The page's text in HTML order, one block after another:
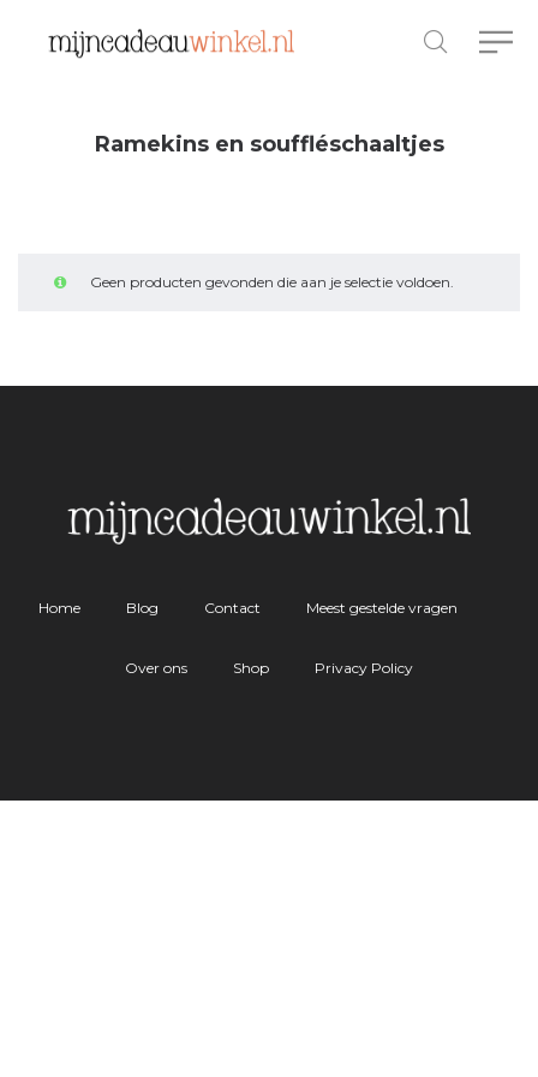
Ramekins en souffléschaaltjes
Geen producten gevonden die aan je selectie voldoen.
Home Blog Contact Meest gestelde vragen
Over ons Shop Privacy Policy